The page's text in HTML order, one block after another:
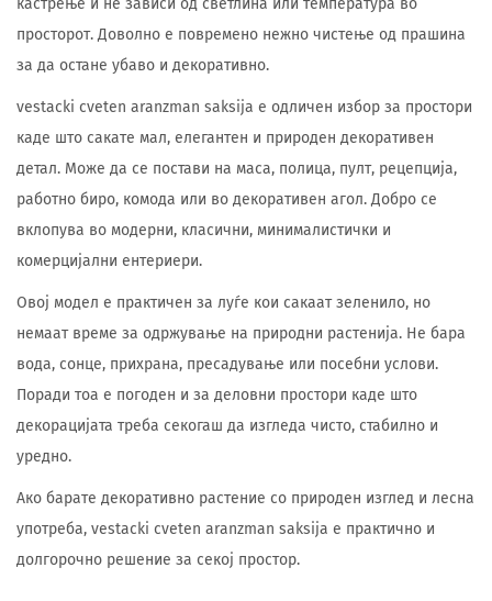
кастрење и не зависи од светлина или температура во
просторот. Доволно е повремено нежно чистење од прашина
за да остане убаво и декоративно.
vestacki cveten aranzman saksija е одличен избор за простори
каде што сакате мал, елегантен и природен декоративен
детал. Може да се постави на маса, полица, пулт, рецепција,
работно биро, комода или во декоративен агол. Добро се
вклопува во модерни, класични, минималистички и
комерцијални ентериери.
Овој модел е практичен за луѓе кои сакаат зеленило, но
немаат време за одржување на природни растенија. Не бара
вода, сонце, прихрана, пресадување или посебни услови.
Поради тоа е погоден и за деловни простори каде што
декорацијата треба секогаш да изгледа чисто, стабилно и
уредно.
Ако барате декоративно растение со природен изглед и лесна
употреба, vestacki cveten aranzman saksija е практично и
долгорочно решение за секој простор.